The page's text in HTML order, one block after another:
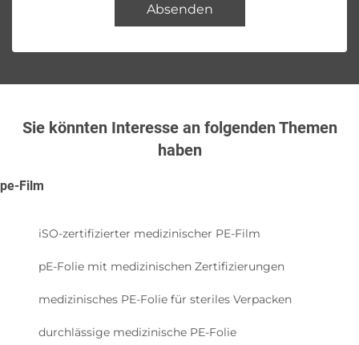
Absenden
Sie könnten Interesse an folgenden Themen
haben
pe-Film
iSO-zertifizierter medizinischer PE-Film
pE-Folie mit medizinischen Zertifizierungen
medizinisches PE-Folie für steriles Verpacken
durchlässige medizinische PE-Folie